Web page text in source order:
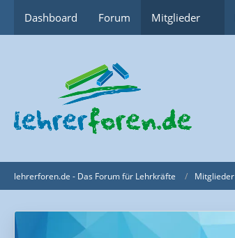
Dashboard Forum Mitglieder
lehrerforen.de - Das Forum für Lehrkräfte Mitglieder